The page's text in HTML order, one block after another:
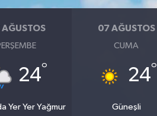
24°
Yer Yer Yağmur
07 AĞUSTOS
CUMA
24°
Güneşli